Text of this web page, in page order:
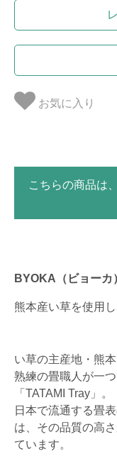
お気に入り
こちらの商品は
BYOKA（ビョーカ
熊本産い草を使用
い草の主産地・熊
熟練の畳職人が一
「TATAMI Tray」。
日本で流通する畳
は、その品質の高
ています。